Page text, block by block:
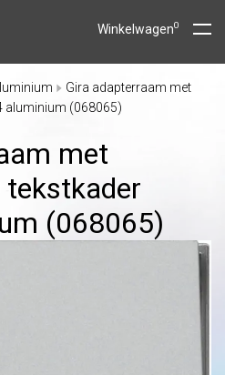
Winkelwagen0
Gira adapterraam met
aluminium (068065)
met
tekstkader
(068065)